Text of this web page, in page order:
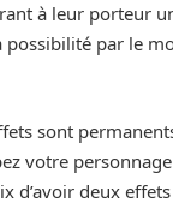
à leur porteur
par le
sont
votre
d’avoir deux